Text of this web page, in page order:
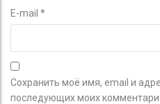
E-mail *
Сохранить моё имя, email и
последующих моих